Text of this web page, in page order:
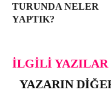
TURUNDA NELER
YAPTIK?
İLGILI YAZILAR
YAZARIN